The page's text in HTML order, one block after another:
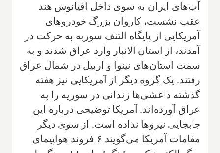
آب‌های ایران به سوی داخل اقیانوس هند
عقب نشست، کاروان بزرگ خودروهای
آمریکایی از پایگاه التنف سوریه به حرکت در
آمدند، از استان الانبار وارد عراق شدند و به
سمت استان‌های نینوا و اربیل در شمال عراق
رفتند. یک گروه دیگر از آمریکایی نیز هفته
گذشته داعشی‌ها زندانی در سوریه را به
عراق آورده‌اند. آمریکا توضیحی درباره این
جابجایی نیروها نداده است. از سوی دیگر
مقامات آمریکا می‌گویند ۶ فروند هواپیمای